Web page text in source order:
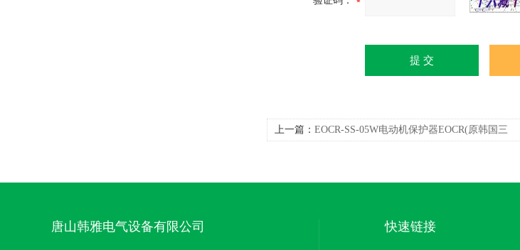
上一篇： EOCR-SS-05W电动机保护器EOCR(原韩国三
唐山韩雅电气设备有限公司 快速链接